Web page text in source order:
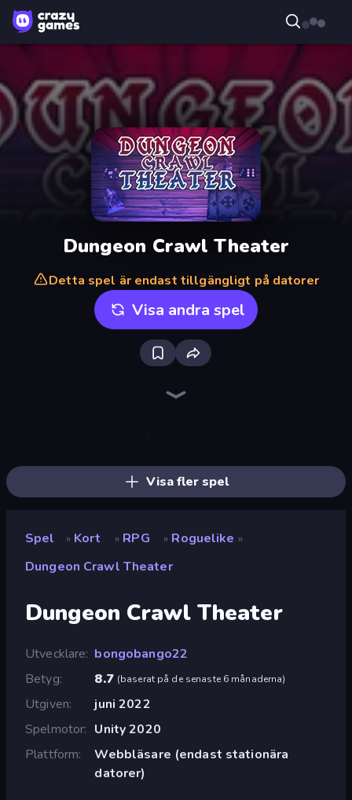
Dungeon Crawl Theater
Detta spel är endast tillgängligt på datorer
Visa andra spel
Survival Land
Nébula Tarot Cat
Visa fler spel
Spel » Kort » RPG » Roguelike »
Dungeon Crawl Theater
Dungeon Crawl Theater
Utvecklare bongobango22
Betyg
8.7 (baserat på de senaste 6 månaderna)
Utgiven
juni 2022
Spelmotor
Unity 2020
Plattform
Webbläsare (endast stationära
datorer)